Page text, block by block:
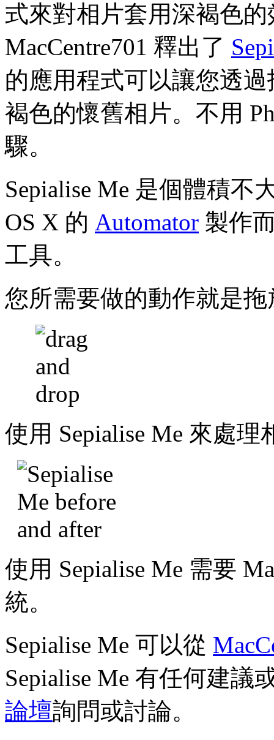
式來對相片套用深褐色
MacCentre701 釋出了
的應用程式可以讓您透
褐色的懷舊相片。不用
驟。
Sepialise Me 是個體積不
OS X 的 Automator 製作
工具。
您所需要做的動作就是
使用 Sepialise Me 來處
使用 Sepialise Me 需要
統。
Sepialise Me 可以從
Sepialise Me 有任何建議
論壇詢問或討論。